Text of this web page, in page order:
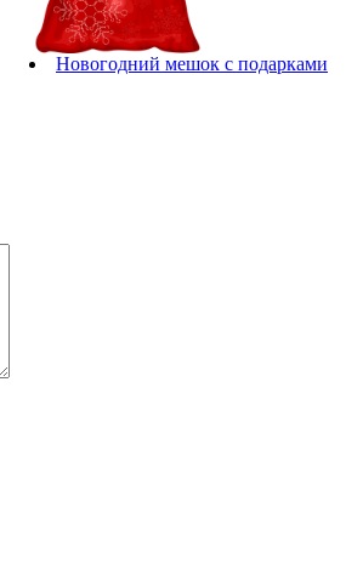
Новогодний мешок с подарками